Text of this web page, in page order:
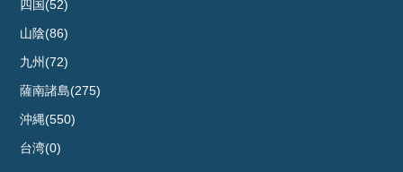
四国(52)
山陰(86)
九州(72)
薩南諸島(275)
沖縄(550)
台湾(0)